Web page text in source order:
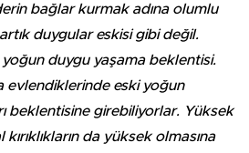
bağlar kurmak adına olumlu
duygular eskisi gibi değil.
yoğun duygu yaşama beklentisi.
evlendiklerinde eski yoğun
beklentisine girebiliyorlar. Yüksek
da yüksek olmasına